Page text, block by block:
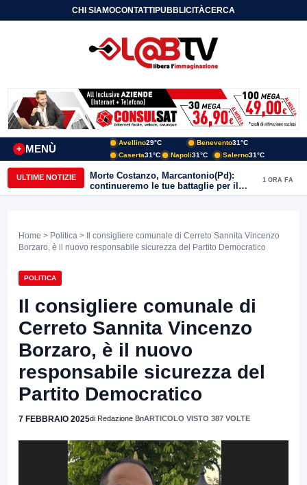
CHI SIAMOCONTATTIPUBBLICITÀCERCA
MENÙ
+
Avellino29°C Benevento31°C
Caserta31°C Napoli31°C Salerno31°C
ULTIME NOTIZIE
Morte Costanzo, Marcantonio(Pd):
continueremo le tue battaglie per il
Sannio
1 ORA FA
Home > Politica > Il consigliere comunale di Cerreto Sannita Vincenzo
Borzaro, è il nuovo responsabile sicurezza del Partito Democratico
POLITICA
Il consigliere comunale di
Cerreto Sannita Vincenzo
Borzaro, è il nuovo
responsabile sicurezza del
Partito Democratico
7 FEBBRAIO 2025di Redazione BnARTICOLO VISTO 387 VOLTE